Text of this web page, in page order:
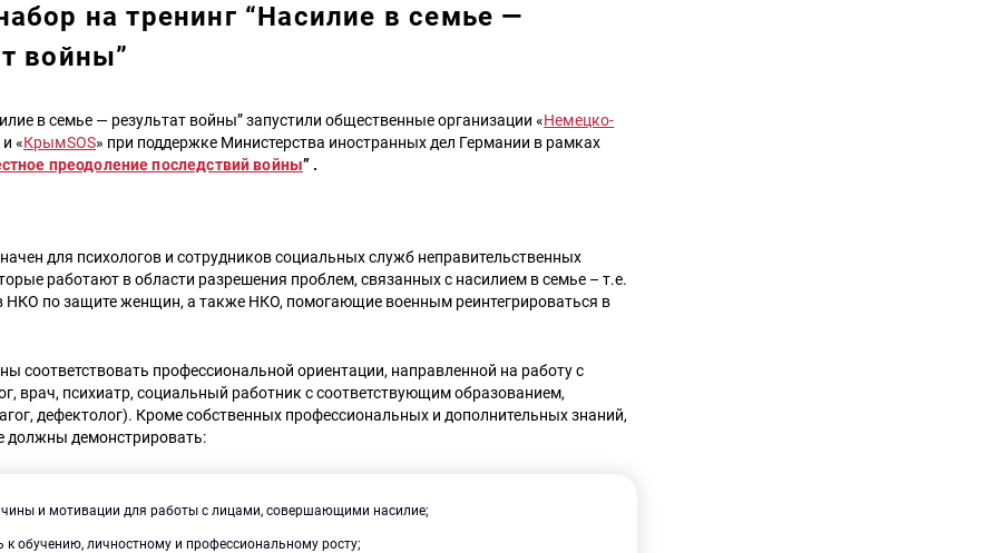
на тренинг “Насилие в семье —
войны”
в семье — результат войны” запустили общественные организации «Немецко-
и «КрымSOS» при поддержке Министерства иностранных дел Германии в рамках
преодоление последствий войны” .
для психологов и сотрудников социальных служб неправительственных
работают в области разрешения проблем, связанных с насилием в семье – т.е.
НКО по защите женщин, а также НКО, помогающие военным реинтегрироваться в
соответствовать профессиональной ориентации, направленной на работу с
врач, психиатр, социальный работник с соответствующим образованием,
дефектолог). Кроме собственных профессиональных и дополнительных знаний,
должны демонстрировать:
и мотивации для работы с лицами, совершающими насилие;
к обучению, личностному и профессиональному росту;